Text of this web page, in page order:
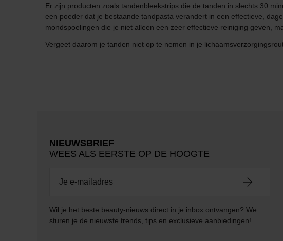
Er zijn producten zoals tandenbleekstrips die de tanden in slechts 30
een poeder dat je bestaande tandpasta verandert in een effectieve,
mondspoelingen die je niet alleen een zeer effectieve reiniging geven,
Vergeet daarom je tanden niet op te nemen in je
NIEUWSBRIEF
WEES ALS EERSTE OP DE HOOGTE
Wil je het beste beauty-nieuws direct in je inbox ontvangen? We
sturen je de nieuwste trends, tips en exclusieve aanbiedingen!